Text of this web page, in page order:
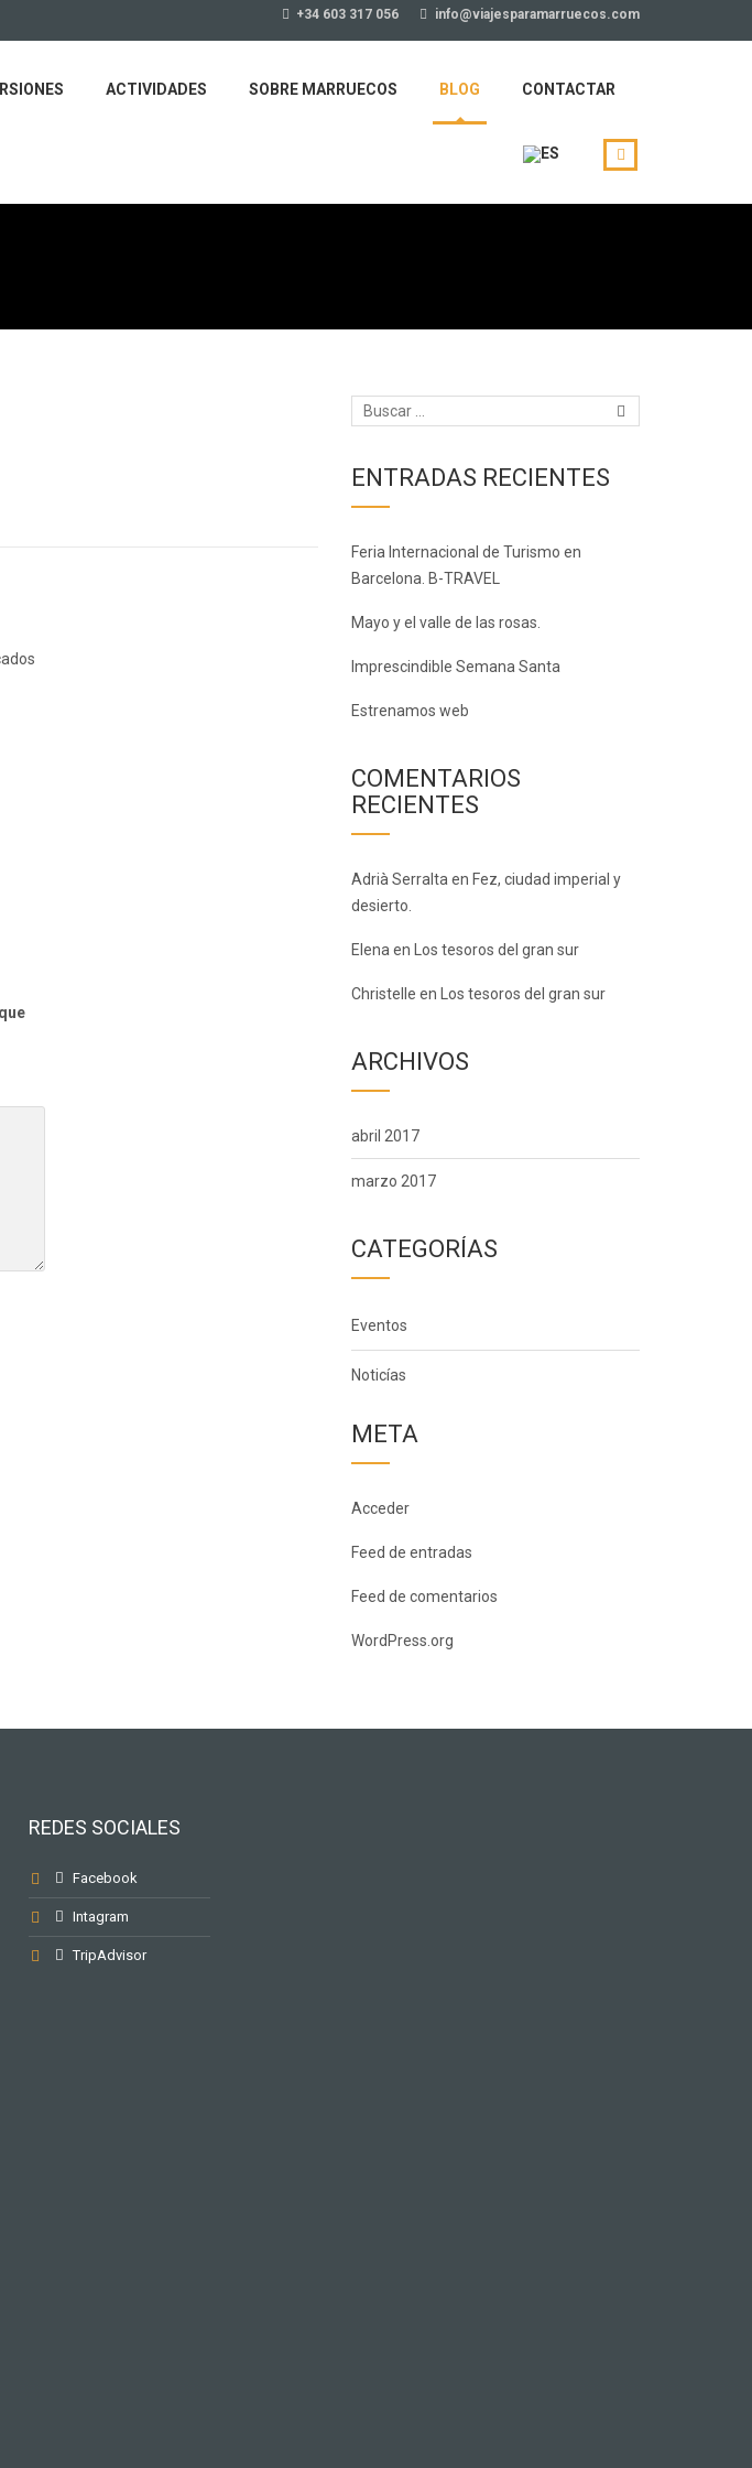
+34 603 317 056 info@viajesparamarruecos.com
ACTIVIDADES SOBRE MARRUECOS BLOG CONTACTAR
ENTRADAS RECIENTES
Feria Internacional de Turismo en
Barcelona. B-TRAVEL
Mayo y el valle de las rosas.
Imprescindible Semana Santa
Estrenamos web
COMENTARIOS
RECIENTES
Adrià Serralta en Fez, ciudad imperial y
desierto.
Elena en Los tesoros del gran sur
Christelle en Los tesoros del gran sur
ARCHIVOS
abril 2017
marzo 2017
CATEGORÍAS
Eventos
Noticías
META
Acceder
Feed de entradas
Feed de comentarios
WordPress.org
REDES SOCIALES
Facebook
Intagram
TripAdvisor